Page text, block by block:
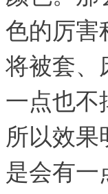
色的厉害
将被套、
一点也不
所以效果
是会有一